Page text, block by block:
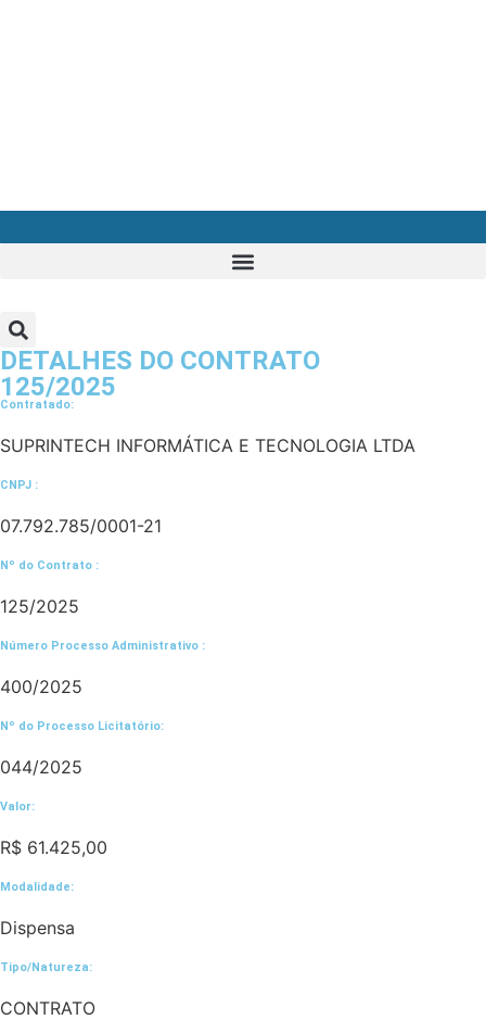
DETALHES DO CONTRATO​
125/2025
Contratado:
SUPRINTECH INFORMÁTICA E TECNOLOGIA LTDA
CNPJ :
07.792.785/0001-21
Nº do Contrato :
125/2025
Número Processo Administrativo :
400/2025
Nº do Processo Licitatório:
044/2025
Valor:
R$ 61.425,00
Modalidade:
Dispensa
Tipo/Natureza:
CONTRATO